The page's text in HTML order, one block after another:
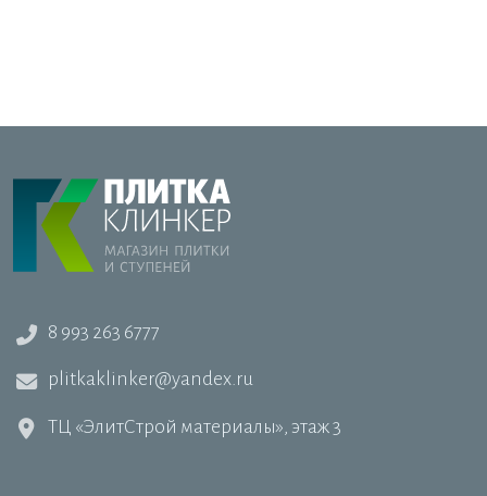
8 993 263 6777
plitkaklinker@yandex.ru
ТЦ «ЭлитСтрой материалы», этаж 3